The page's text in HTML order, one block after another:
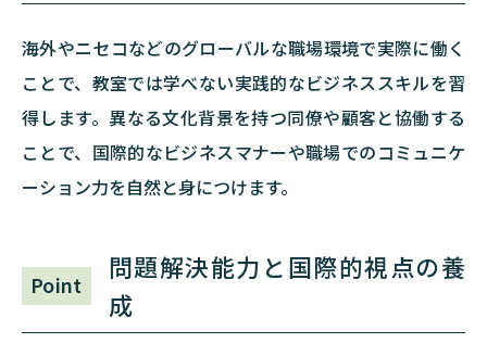
海外やニセコなどのグローバルな職場環境で実際に働く
ことで、教室では学べない実践的なビジネススキルを習
得します。異なる文化背景を持つ同僚や顧客と協働する
ことで、国際的なビジネスマナーや職場でのコミュニケ
ーション力を自然と身につけます。
Point
問題解決能力と国際的視点の養
成